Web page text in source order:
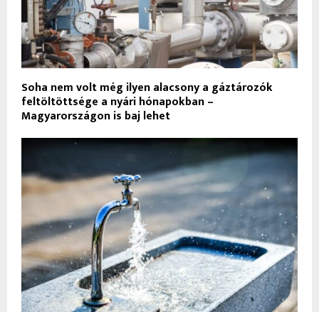
Soha nem volt még ilyen alacsony a gáztározók
feltöltöttsége a nyári hónapokban –
Magyarországon is baj lehet